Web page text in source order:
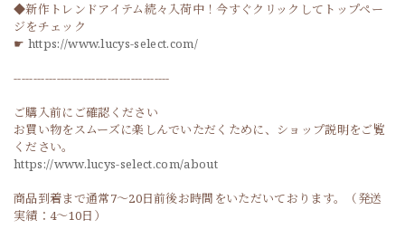
◆新作トレンドアイテム続々入荷中！今すぐクリックしてトップペー
ジをチェック
☛ https://www.lucys-select.com/
----------------------------------------
ご購入前にご確認ください
お買い物をスムーズに楽しんでいただくために、ショップ説明をご覧
ください。
https://www.lucys-select.com/about
商品到着まで通常7〜20日前後お時間をいただいております。（発送
実績：4〜10日）